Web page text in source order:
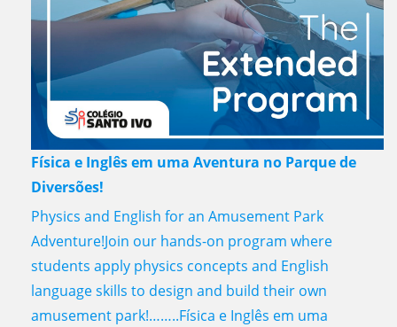
Física e Inglês em uma Aventura no Parque de
Diversões!
Physics and English for an Amusement Park
Adventure!Join our hands-on program where
students apply physics concepts and English
language skills to design and build their own
amusement park!……..Física e Inglês em uma